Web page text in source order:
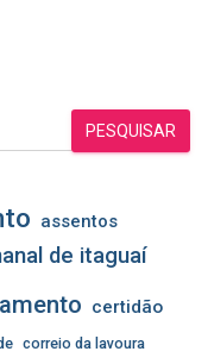
PESQUISAR
assentos
de itaguaí
certidão
correio da lavoura